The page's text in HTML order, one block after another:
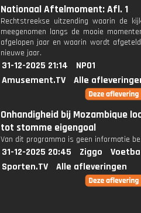
Nationaal Aftelmoment: Afl. 1
Rechtstreekse uitzending waarin de
meegenomen langs de mooie
afgelopen jaar en waarin wordt
nieuwe jaar.
31-12-2025 21:14
NPO1
Amusement.TV
Alle
Onhandigheid bij Mozambique
tot stomme eigengoal
Van dit programma is geen informatie
31-12-2025 20:45 Ziggo
Sporten.TV
Alle afleveringen